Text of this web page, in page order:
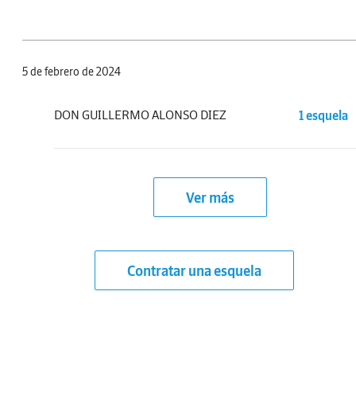
5 de febrero de 2024
DON GUILLERMO ALONSO DIEZ 1 esquela
Ver más
Contratar una esquela